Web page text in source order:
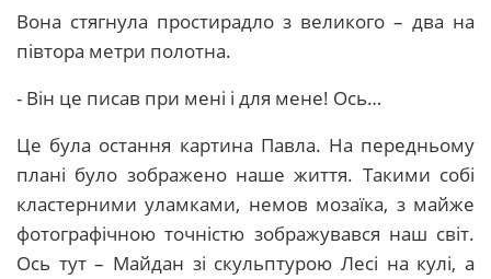
Вона стягнула простирадло з великого – два на
півтора метри полотна.
- Він це писав при мені і для мене! Ось…
Це була остання картина Павла. На передньому
плані було зображено наше життя. Такими собі
кластерними уламками, немов мозаїка, з майже
фотографічною точністю зображувався наш світ.
Ось тут – Майдан зі скульптурою Лесі на кулі, а